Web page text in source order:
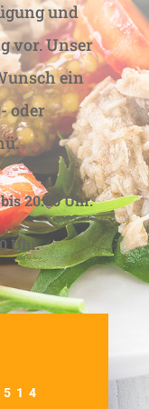
und
vor. Unser
ein
oder
20:00 Uhr.
Uhr.